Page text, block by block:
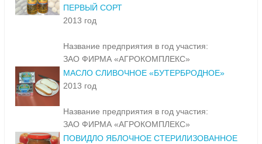
ПЕРВЫЙ СОРТ
2013 год
Название предприятия в год участия:
ЗАО ФИРМА «АГРОКОМПЛЕКС»
МАСЛО СЛИВОЧНОЕ «БУТЕРБРОДНОЕ»
2013 год
Название предприятия в год участия:
ЗАО ФИРМА «АГРОКОМПЛЕКС»
ПОВИДЛО ЯБЛОЧНОЕ СТЕРИЛИЗОВАННОЕ